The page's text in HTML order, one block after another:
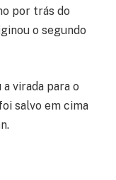
por trás do
o segundo
virada para o
salvo em cima